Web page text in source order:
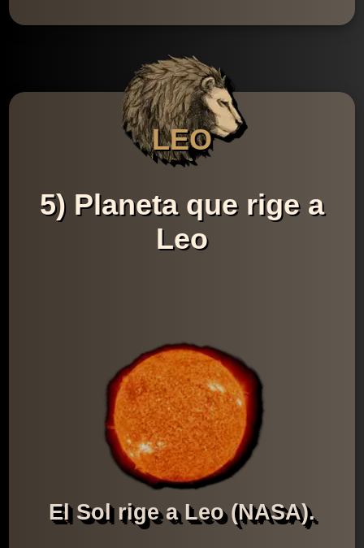
LEO
5) Planeta que rige a
Leo
El Sol rige a Leo (NASA).